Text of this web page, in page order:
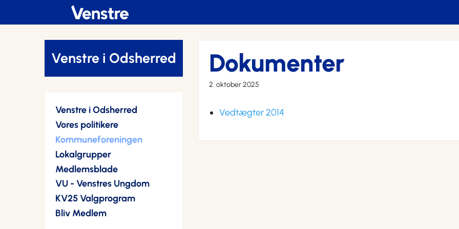
Venstre i Odsherred
Venstre i Odsherred
Vores politikere
Kommuneforeningen
Lokalgrupper
Medlemsblade
VU - Venstres Ungdom
KV25 Valgprogram
Bliv Medlem
Dokumenter
2. oktober 2025
Vedtægter 2014